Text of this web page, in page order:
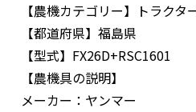
【農機カテゴリー】
トラクタ
【都道府県】 福島県
【型式】 FX26D+RSC1601
【農機具の説明】
メーカー：ヤンマー